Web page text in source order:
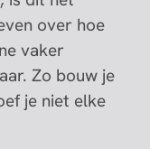
over hoe
vaker
Zo bouw je
je niet elke